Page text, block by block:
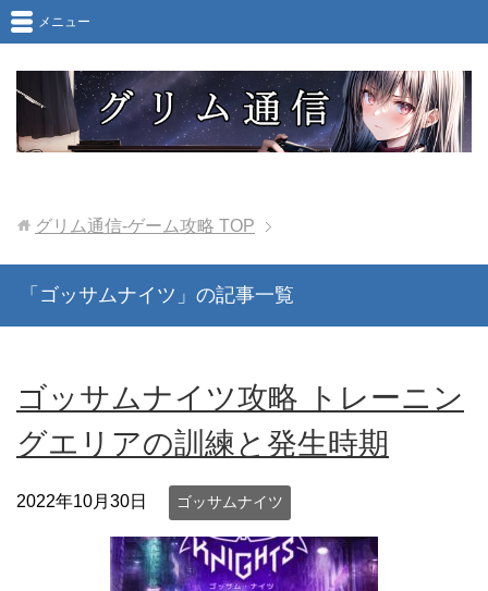
メニュー
グリム通信-ゲーム攻略 TOP
「ゴッサムナイツ」の記事一覧
ゴッサムナイツ攻略 トレーニン
グエリアの訓練と発生時期
2022年10月30日 ゴッサムナイツ